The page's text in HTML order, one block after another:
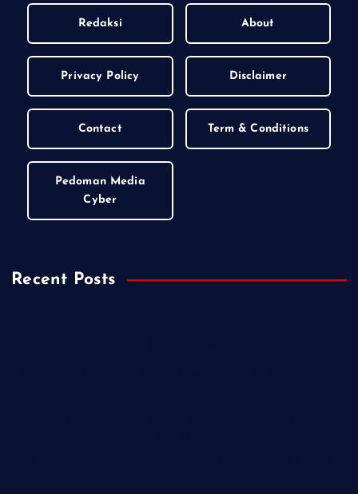
Redaksi About
Privacy Policy Disclaimer
Contact Term & Conditions
Pedoman Media
Cyber
Recent Posts